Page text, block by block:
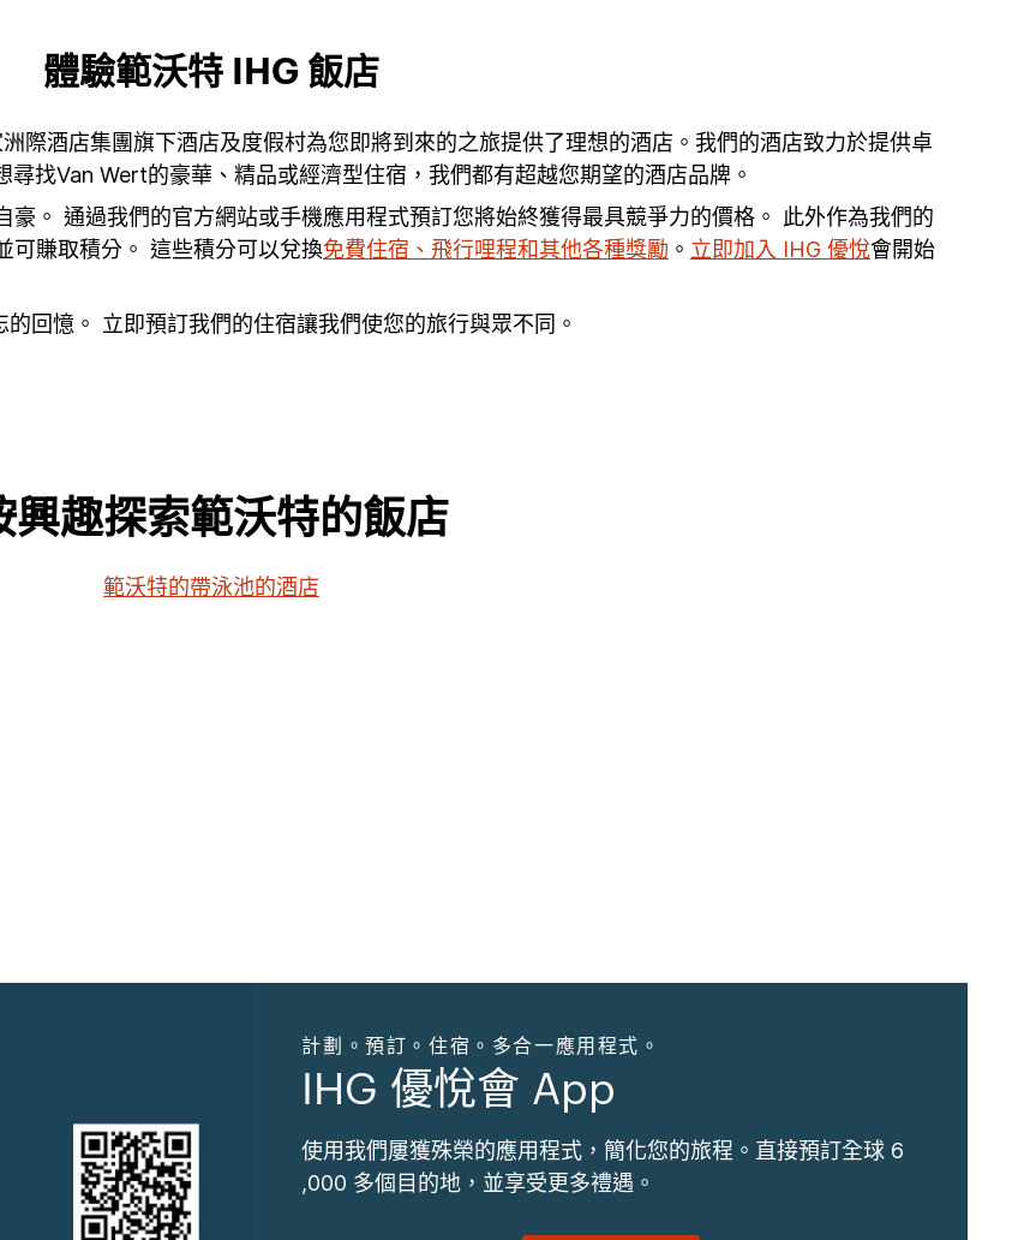
體驗範沃特 IHG 飯店
際酒店集團旗下酒店及度假村為您即將到來的之旅提供了理想的酒店。我們的酒店致力於提供卓
找Van Wert的豪華、精品或經濟型住宿，我們都有超越您期望的酒店品牌。
。 通過我們的官方網站或手機應用程式預訂您將始終獲得最具競爭力的價格。 此外作為我們的
可賺取積分。 這些積分可以兌換免費住宿、飛行哩程和其他各種獎勵 。 立即加入 IHG 優悅會開始
回憶。 立即預訂我們的住宿讓我們使您的旅行與眾不同。
興趣探索範沃特的飯店
範沃特的帶泳池的酒店
計劃。預訂。住宿。多合一應用程式。
IHG 優悅會 App
使用我們屢獲殊榮的應用程式，簡化您的旅程。直接預訂全球 6
,000 多個目的地，並享受更多禮遇。